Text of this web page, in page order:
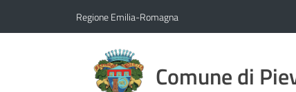
Regione Emilia-Romagna
Comune di